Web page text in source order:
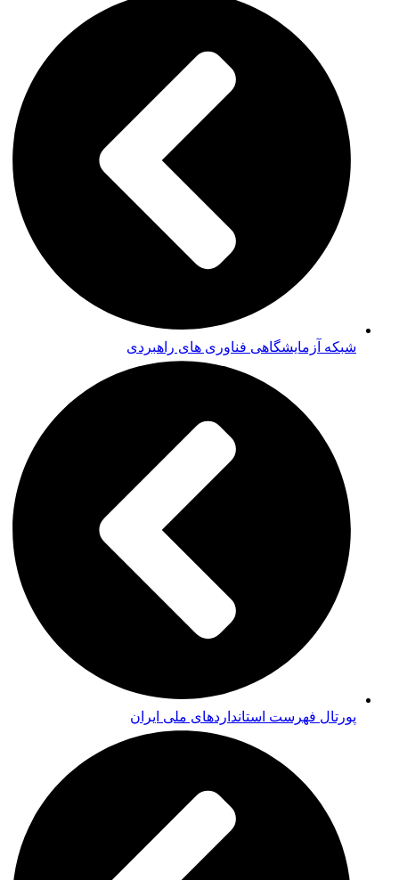
شبکه آزمایشگاهی فناوری های راهبردی
پورتال فهرست استانداردهای ملی ایران